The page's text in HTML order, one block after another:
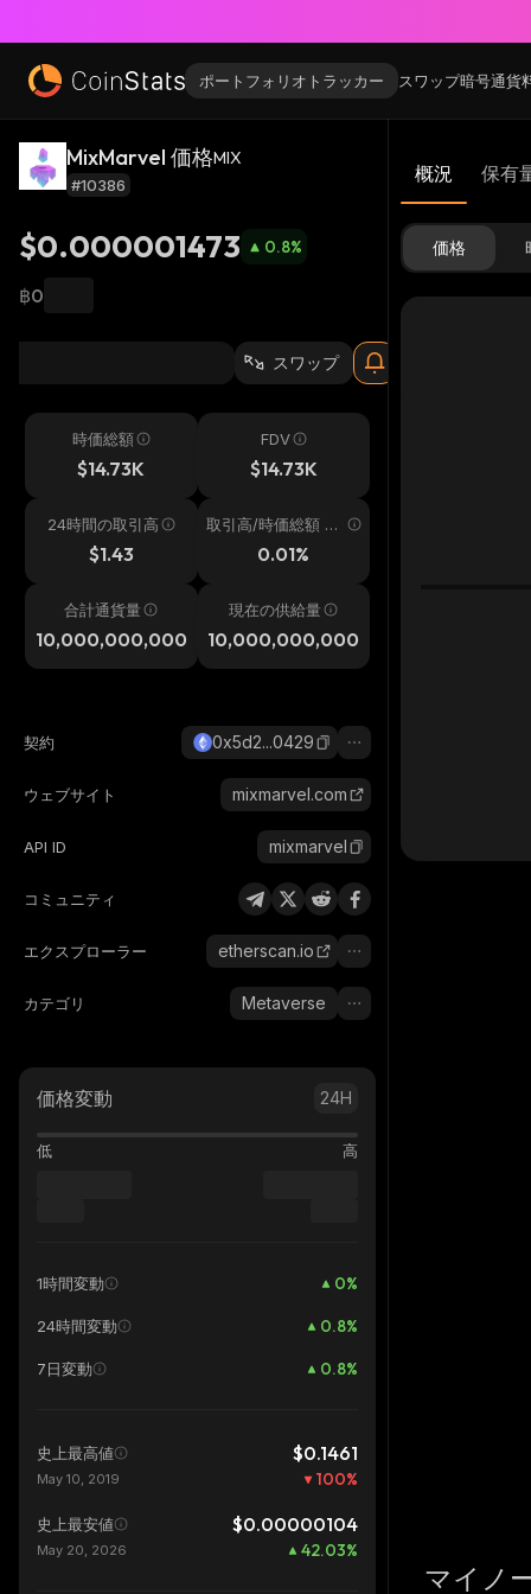
ポートフォリオトラッカー スワップ暗号通貨
MixMarvel 価格MIX
#10386
$0.000001473 0.8%
฿0
スワップ
時価総額
$14.73K
FDV
$14.73K
24時間の取引高
$1.43
取引高/時価総額 24
0.01%
合計通貨量
10,000,000,000
現在の供給量
10,000,000,000
契約 0x5d2...0429
ウェブサイト mixmarvel.com
API ID mixmarvel
コミュニティ
エクスプローラー etherscan.io
カテゴリ Metaverse
価格変動 24H
低 高
1時間変動 0%
24時間変動 0.8%
7日変動 0.8%
史上最高値 $0.1461
May 10, 2019 100%
史上最安値 $0.00000104
May 20, 2026 42.03%
概況 保有
価格
マイノ